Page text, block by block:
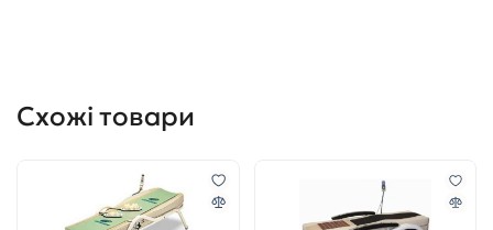
Схожі товари